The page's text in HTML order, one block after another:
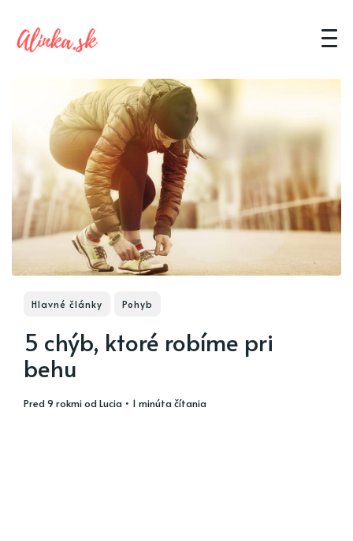
Hlavné články Pohyb
5 chýb, ktoré robíme pri
behu
pred 9 rokmiodLucia • 1 minúta čítania